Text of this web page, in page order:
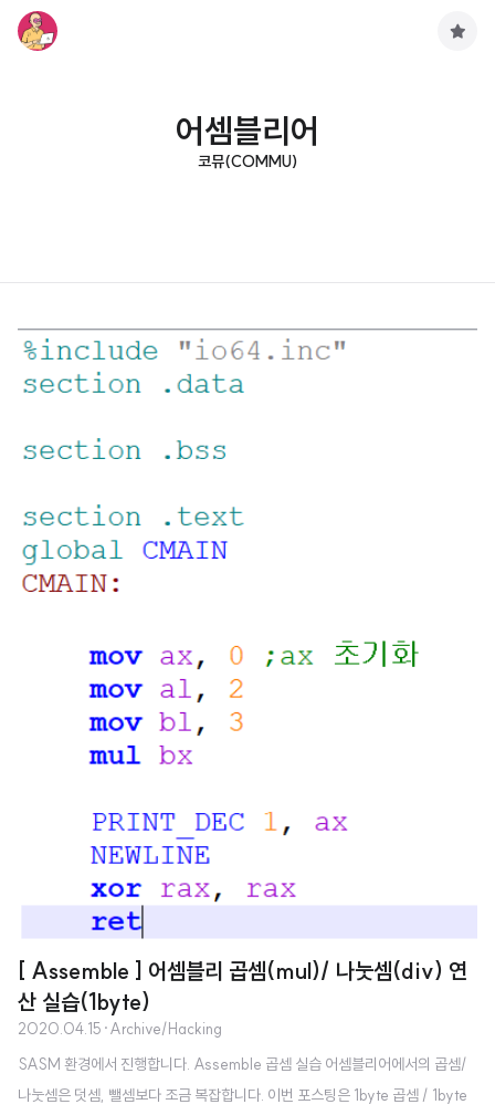
어셈블리어
코뮤(COMMU)
[ Assemble ] 어셈블리 곱셈(mul)/ 나눗셈(div) 연
산 실습(1byte)
2020.04.15 ·Archive/Hacking
SASM 환경에서 진행합니다. Assemble 곱셈 실습 어셈블리어에서의 곱셈/
나눗셈은 덧셈, 뺄셈보다 조금 복잡합니다. 이번 포스팅은 1byte 곱셈 / 1byte
구